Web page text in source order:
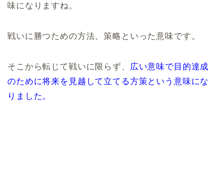
味になりますね。
戦いに勝つための方法、策略といった意味です。
そこから転じて戦いに限らず、 広い意味で目的達成
のために将来を見越して立てる方策という意味にな
りました。